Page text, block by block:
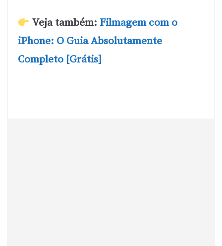
Veja também: Filmagem com o
iPhone: O Guia Absolutamente
Completo [Grátis]